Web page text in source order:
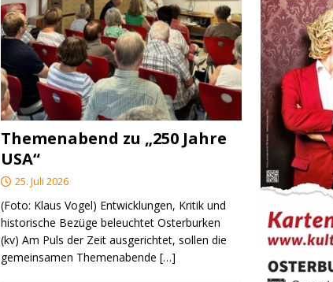
Themenabend zu „250 Jahre
USA“
25. Juli 2026
(Foto: Klaus Vogel) Entwicklungen, Kritik und
historische Bezüge beleuchtet Osterburken
(kv) Am Puls der Zeit ausgerichtet, sollen die
gemeinsamen Themenabende[…]